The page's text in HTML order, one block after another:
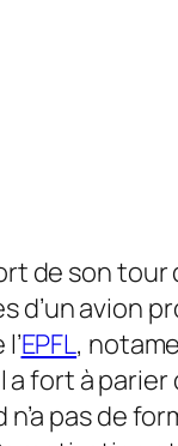
de son tour
d’un avion
EPFL,
a fort à
pas de